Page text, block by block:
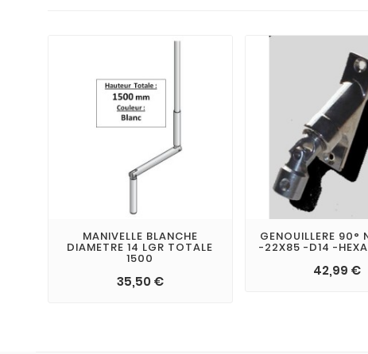
MANIVELLE BLANCHE
DIAMETRE 14 LGR TOTALE
1500
35,50 €
GENOUILLERE 90°
-22X85 -D14 -
42,99 €